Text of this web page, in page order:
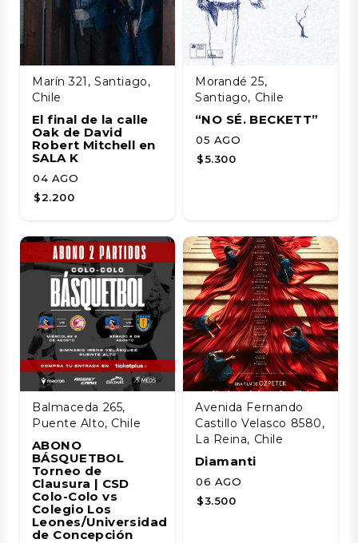
Marín 321, Santiago,
Chile
El final de la calle
Oak de David
Robert Mitchell en
SALA K
04 AGO
$2.200
Morandé 25,
Santiago, Chile
“NO SÉ. BECKETT”
05 AGO
$5.300
Balmaceda 265,
Puente Alto, Chile
ABONO
BÁSQUETBOL
Torneo de
Clausura | CSD
Colo-Colo vs
Colegio Los
Leones/Universidad
de Concepción
Avenida Fernando
Castillo Velasco 8580,
La Reina, Chile
Diamanti
06 AGO
$3.500